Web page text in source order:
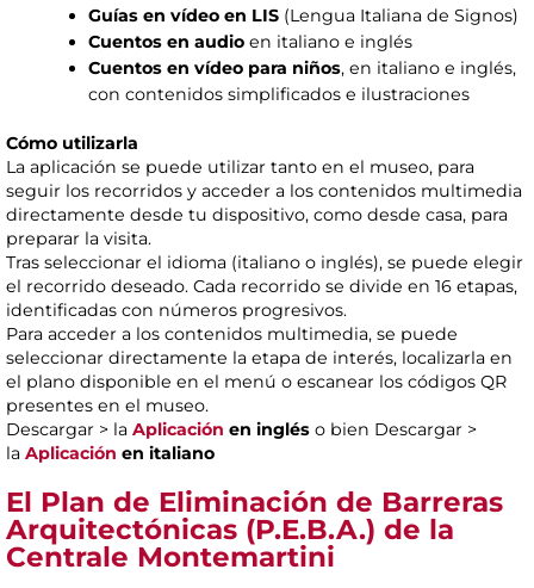
Guías en vídeo en LIS(Lengua Italiana de Signos)
Cuentos en audioen italiano e inglés
Cuentos en vídeo para niños, en italiano e inglés,
con contenidos simplificados e ilustraciones
Cómo utilizarla
La aplicación se puede utilizar tanto en el museo, para
seguir los recorridos y acceder a los contenidos multimedia
directamente desde tu dispositivo, como desde casa, para
preparar la visita.
Tras seleccionar el idioma (italiano o inglés), se puede elegir
el recorrido deseado. Cada recorrido se divide en 16 etapas,
identificadas con números progresivos.
Para acceder a los contenidos multimedia, se puede
seleccionar directamente la etapa de interés, localizarla en
el plano disponible en el menú o escanear los códigos QR
presentes en el museo.
Descargar > la Aplicación en inglés o bien Descargar >
la Aplicación en italiano
El Plan de Eliminación de Barreras
Arquitectónicas (P.E.B.A.) de la
Centrale Montemartini